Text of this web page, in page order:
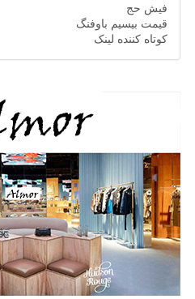
فیش حج
قیمت بیسیم باوفنگ
کوتاه کننده لینک